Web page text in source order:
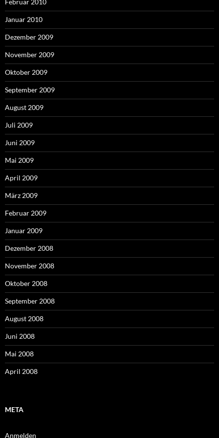
Februar 2010
Januar 2010
Dezember 2009
November 2009
Oktober 2009
September 2009
August 2009
Juli 2009
Juni 2009
Mai 2009
April 2009
März 2009
Februar 2009
Januar 2009
Dezember 2008
November 2008
Oktober 2008
September 2008
August 2008
Juni 2008
Mai 2008
April 2008
META
Anmelden